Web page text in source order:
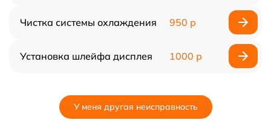
Чистка системы охлаждения 950 р
Установка шлейфа дисплея 1000 р
У меня другая неисправность